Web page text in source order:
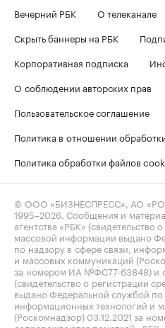
Вечерний РБК
О телеканале
Скрыть баннеры на РБК
Корпоративная подписка
О соблюдении авторских прав
Пользовательское соглашение
Политика в отношении
Политика обработки файлов
© ООО «БИЗНЕСПРЕСС», АО
1995–2026 . Сообщения и
агентства «РБК» (свидетельство
массовой информации выдано
по надзору в сфере связи,
и массовых коммуникаций
за номером ИА №ФС77-63848) и
(свидетельство о регистрации
выдано Федеральной службой по
информационных технологий и
(Роскомнадзор) 03.12.2021 за